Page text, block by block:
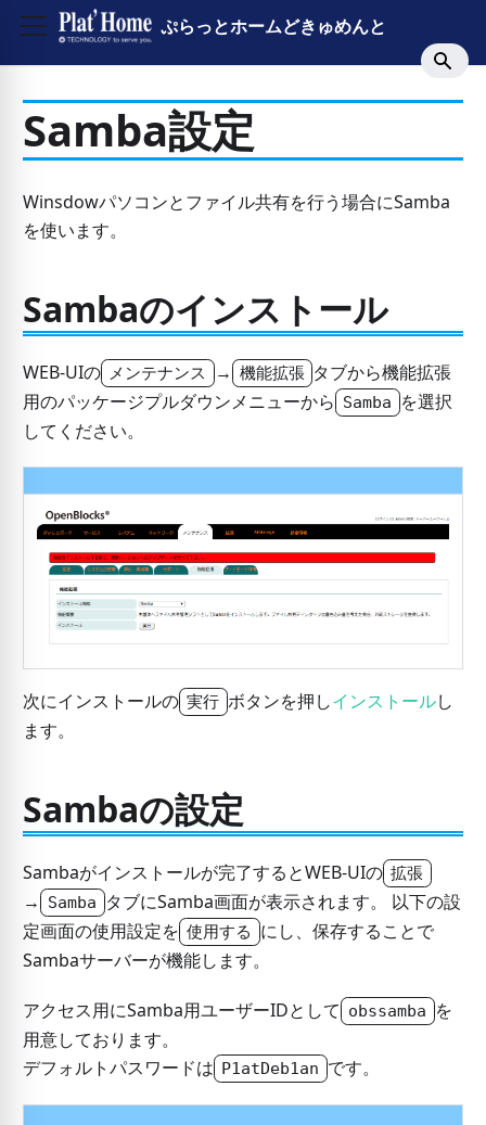
ぷらっとホームどきゅめんと
Samba設定
Winsdowパソコンとファイル共有を行う場合にSamba
を使います。
Sambaのインストール
WEB-UIの メンテナンス → 機能拡張 タブから機能拡張
用のパッケージプルダウンメニューから Samba を選択
してください。
次にインストールの 実行 ボタンを押しインストールし
ます。
Sambaの設定
Sambaがインストールが完了するとWEB-UIの 拡張
→ Samba タブにSamba画面が表示されます。 以下の設
定画面の使用設定を 使用する にし、保存することで
Sambaサーバーが機能します。
アクセス用にSamba用ユーザーIDとして obssamba を
用意しております。
デフォルトパスワードは P1atDeb1an です。